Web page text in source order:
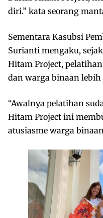
diri.” kata seorang
Sementara Kasubsi
Surianti mengaku,
Hitam Project,
dan warga binaan
“Awalnya pelatihan
Hitam Project ini
atusiasme warga